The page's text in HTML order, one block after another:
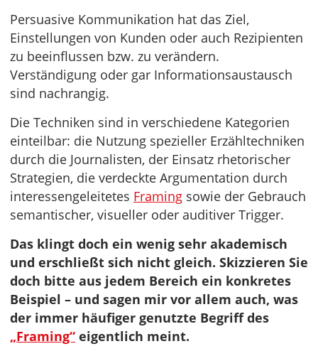
Persuasive Kommunikation hat das Ziel,
Einstellungen von Kunden oder auch Rezipienten
zu beeinflussen bzw. zu verändern.
Verständigung oder gar Informationsaustausch
sind nachrangig.
Die Techniken sind in verschiedene Kategorien
einteilbar: die Nutzung spezieller Erzähltechniken
durch die Journalisten, der Einsatz rhetorischer
Strategien, die verdeckte Argumentation durch
interessengeleitetes Framing sowie der Gebrauch
semantischer, visueller oder auditiver Trigger.
Das klingt doch ein wenig sehr akademisch
und erschließt sich nicht gleich. Skizzieren Sie
doch bitte aus jedem Bereich ein konkretes
Beispiel – und sagen mir vor allem auch, was
der immer häufiger genutzte Begriff des
„Framing“ eigentlich meint.